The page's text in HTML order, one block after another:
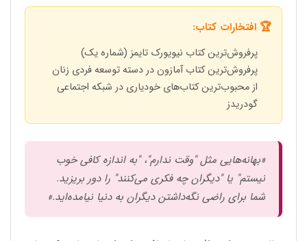
🏆 افتخارات کتاب:
پرفروش‌ترین کتاب نیویورک تایمز (شماره یک)
پرفروش‌ترین کتاب آمازون در دسته توسعه فردی زنان
از محبوب‌ترین کتاب‌های خودیاری در شبکه اجتماعی
گودریدز
«بهانه‌هایی مثل "وقت ندارم"، "به اندازه کافی خوب
نیستم" یا "دیگران چه فکری می‌کنند" را دور بریزید.
شما برای راضی نگه‌داشتن دیگران به دنیا نیامده‌اید.»